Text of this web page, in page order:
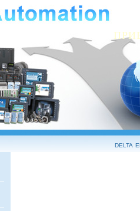
delta